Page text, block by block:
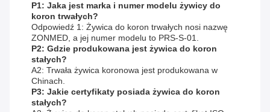
P1: Jaka jest marka i numer modelu żywicy do
koron trwałych?
Odpowiedź 1: Żywica do koron trwałych nosi nazwę
ZONMED, a jej numer modelu to PRS-S-01.
P2: Gdzie produkowana jest żywica do koron
stałych?
A2: Trwała żywica koronowa jest produkowana w
Chinach.
P3: Jakie certyfikaty posiada żywica do koron
stałych?